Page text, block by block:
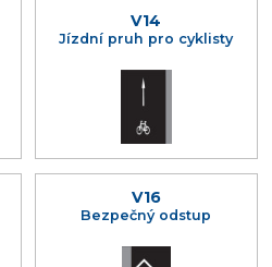
V14
Jízdní pruh pro cyklisty
V16
Bezpečný odstup